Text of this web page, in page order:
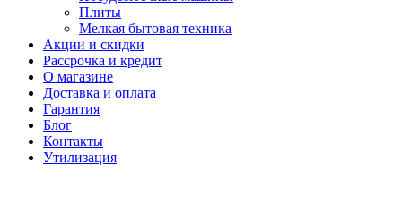
Плиты
Мелкая бытовая техника
Акции и скидки
Рассрочка и кредит
О магазине
Доставка и оплата
Гарантия
Блог
Контакты
Утилизация